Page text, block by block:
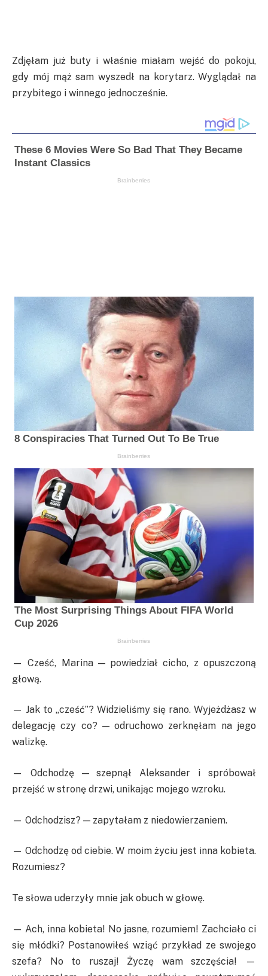
Zdjęłam już buty i właśnie miałam wejść do pokoju,
gdy mój mąż sam wyszedł na korytarz. Wyglądał na
przybitego i winnego jednocześnie.
— Cześć, Marina — powiedział cicho, z opuszczoną
głową.
— Jak to „cześć”? Widzieliśmy się rano. Wyjeżdżasz w
delegację czy co? — odruchowo zerknęłam na jego
walizkę.
— Odchodzę — szepnął Aleksander i spróbował
przejść w stronę drzwi, unikając mojego wzroku.
— Odchodzisz? — zapytałam z niedowierzaniem.
— Odchodzę od ciebie. W moim życiu jest inna kobieta.
Rozumiesz?
Te słowa uderzyły mnie jak obuch w głowę.
— Ach, inna kobieta! No jasne, rozumiem! Zachciało ci
się młódki? Postanowiłeś wziąć przykład ze swojego
szefa? No to ruszaj! Życzę wam szczęścia! —